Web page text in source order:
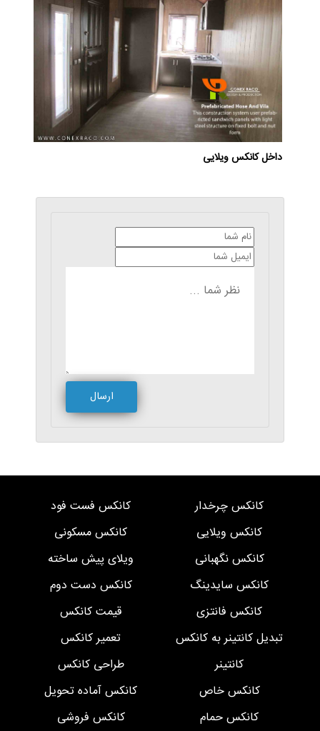
داخل کانکس ویلایی
کانکس چرخدار
کانکس فست فود
کانکس ویلایی
کانکس مسکونی
کانکس نگهبانی
ویلای پیش ساخته
کانکس سایدینگ
کانکس دست دوم
کانکس فانتزی
قیمت کانکس
تبدیل کانتینر به کانکس
تعمیر کانکس
کانتینر
طراحی کانکس
کانکس خاص
کانکس آماده تحویل
کانکس حمام
کانکس فروشی